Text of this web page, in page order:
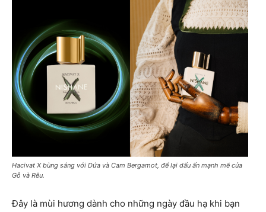
Hacivat X bùng sáng với Dứa và Cam Bergamot, để lại dấu ấn mạnh mẽ của
Gỗ và Rêu.
Đây là mùi hương dành cho những ngày đầu hạ khi bạn